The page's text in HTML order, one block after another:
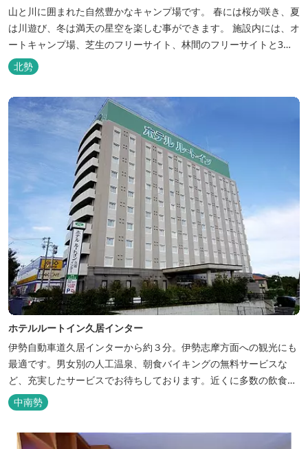
山と川に囲まれた自然豊かなキャンプ場です。 春には桜が咲き、夏
は川遊び、冬は満天の星空を楽しむ事ができます。 施設内には、オ
ートキャンプ場、芝生のフリーサイト、林間のフリーサイトと3種
類のキャンプ場があり、豊かな自然の中でのんびりとキャンプを楽
しむ事ができます。 テント泊が苦手な方や、小さなお子様連れの方
はコテージがおススメ。 大小合わせて6棟のコテージがあります。
キャン...
北勢
ホテルルートイン久居インター
伊勢自動車道久居インターから約３分。伊勢志摩方面への観光にも
最適です。男女別の人工温泉、朝食バイキングの無料サービスな
ど、充実したサービスでお待ちしております。近くに多数の飲食店
や物販店もあります。
中南勢